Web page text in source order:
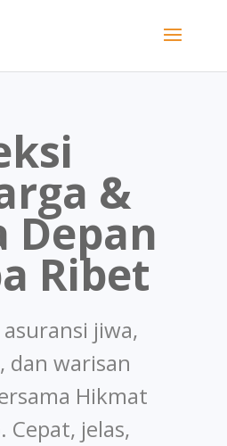
&
Depan
Ribet
jiwa,
dan warisan
Hikmat
Cepat, jelas,